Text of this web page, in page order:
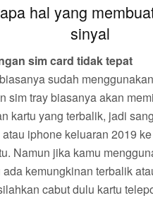
hal yang
sinyal
sim card tidak tepat
sudah
sim tray biasanya akan
kartu yang terbalik, jadi
iphone keluaran 2019
Namun jika kamu
ada kemungkinan terbalik
cabut dulu kartu